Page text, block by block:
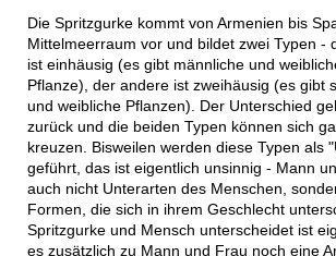
Die Spritzgurke kommt von Armenien bis
Mittelmeerraum vor und bildet zwei Typen -
ist einhäusig (es gibt männliche und
Pflanze), der andere ist zweihäusig (es gibt
und weibliche Pflanzen). Der Unterschied
zurück und die beiden Typen können sich
kreuzen. Bisweilen werden diese Typen als
geführt, das ist eigentlich unsinnig - Mann
auch nicht Unterarten des Menschen,
Formen, die sich in ihrem Geschlecht
Spritzgurke und Mensch unterscheidet ist
es zusätzlich zu Mann und Frau noch eine